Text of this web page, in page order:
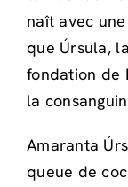
naît avec une
que Úrsula,
fondation de
la
Amaranta
queue de